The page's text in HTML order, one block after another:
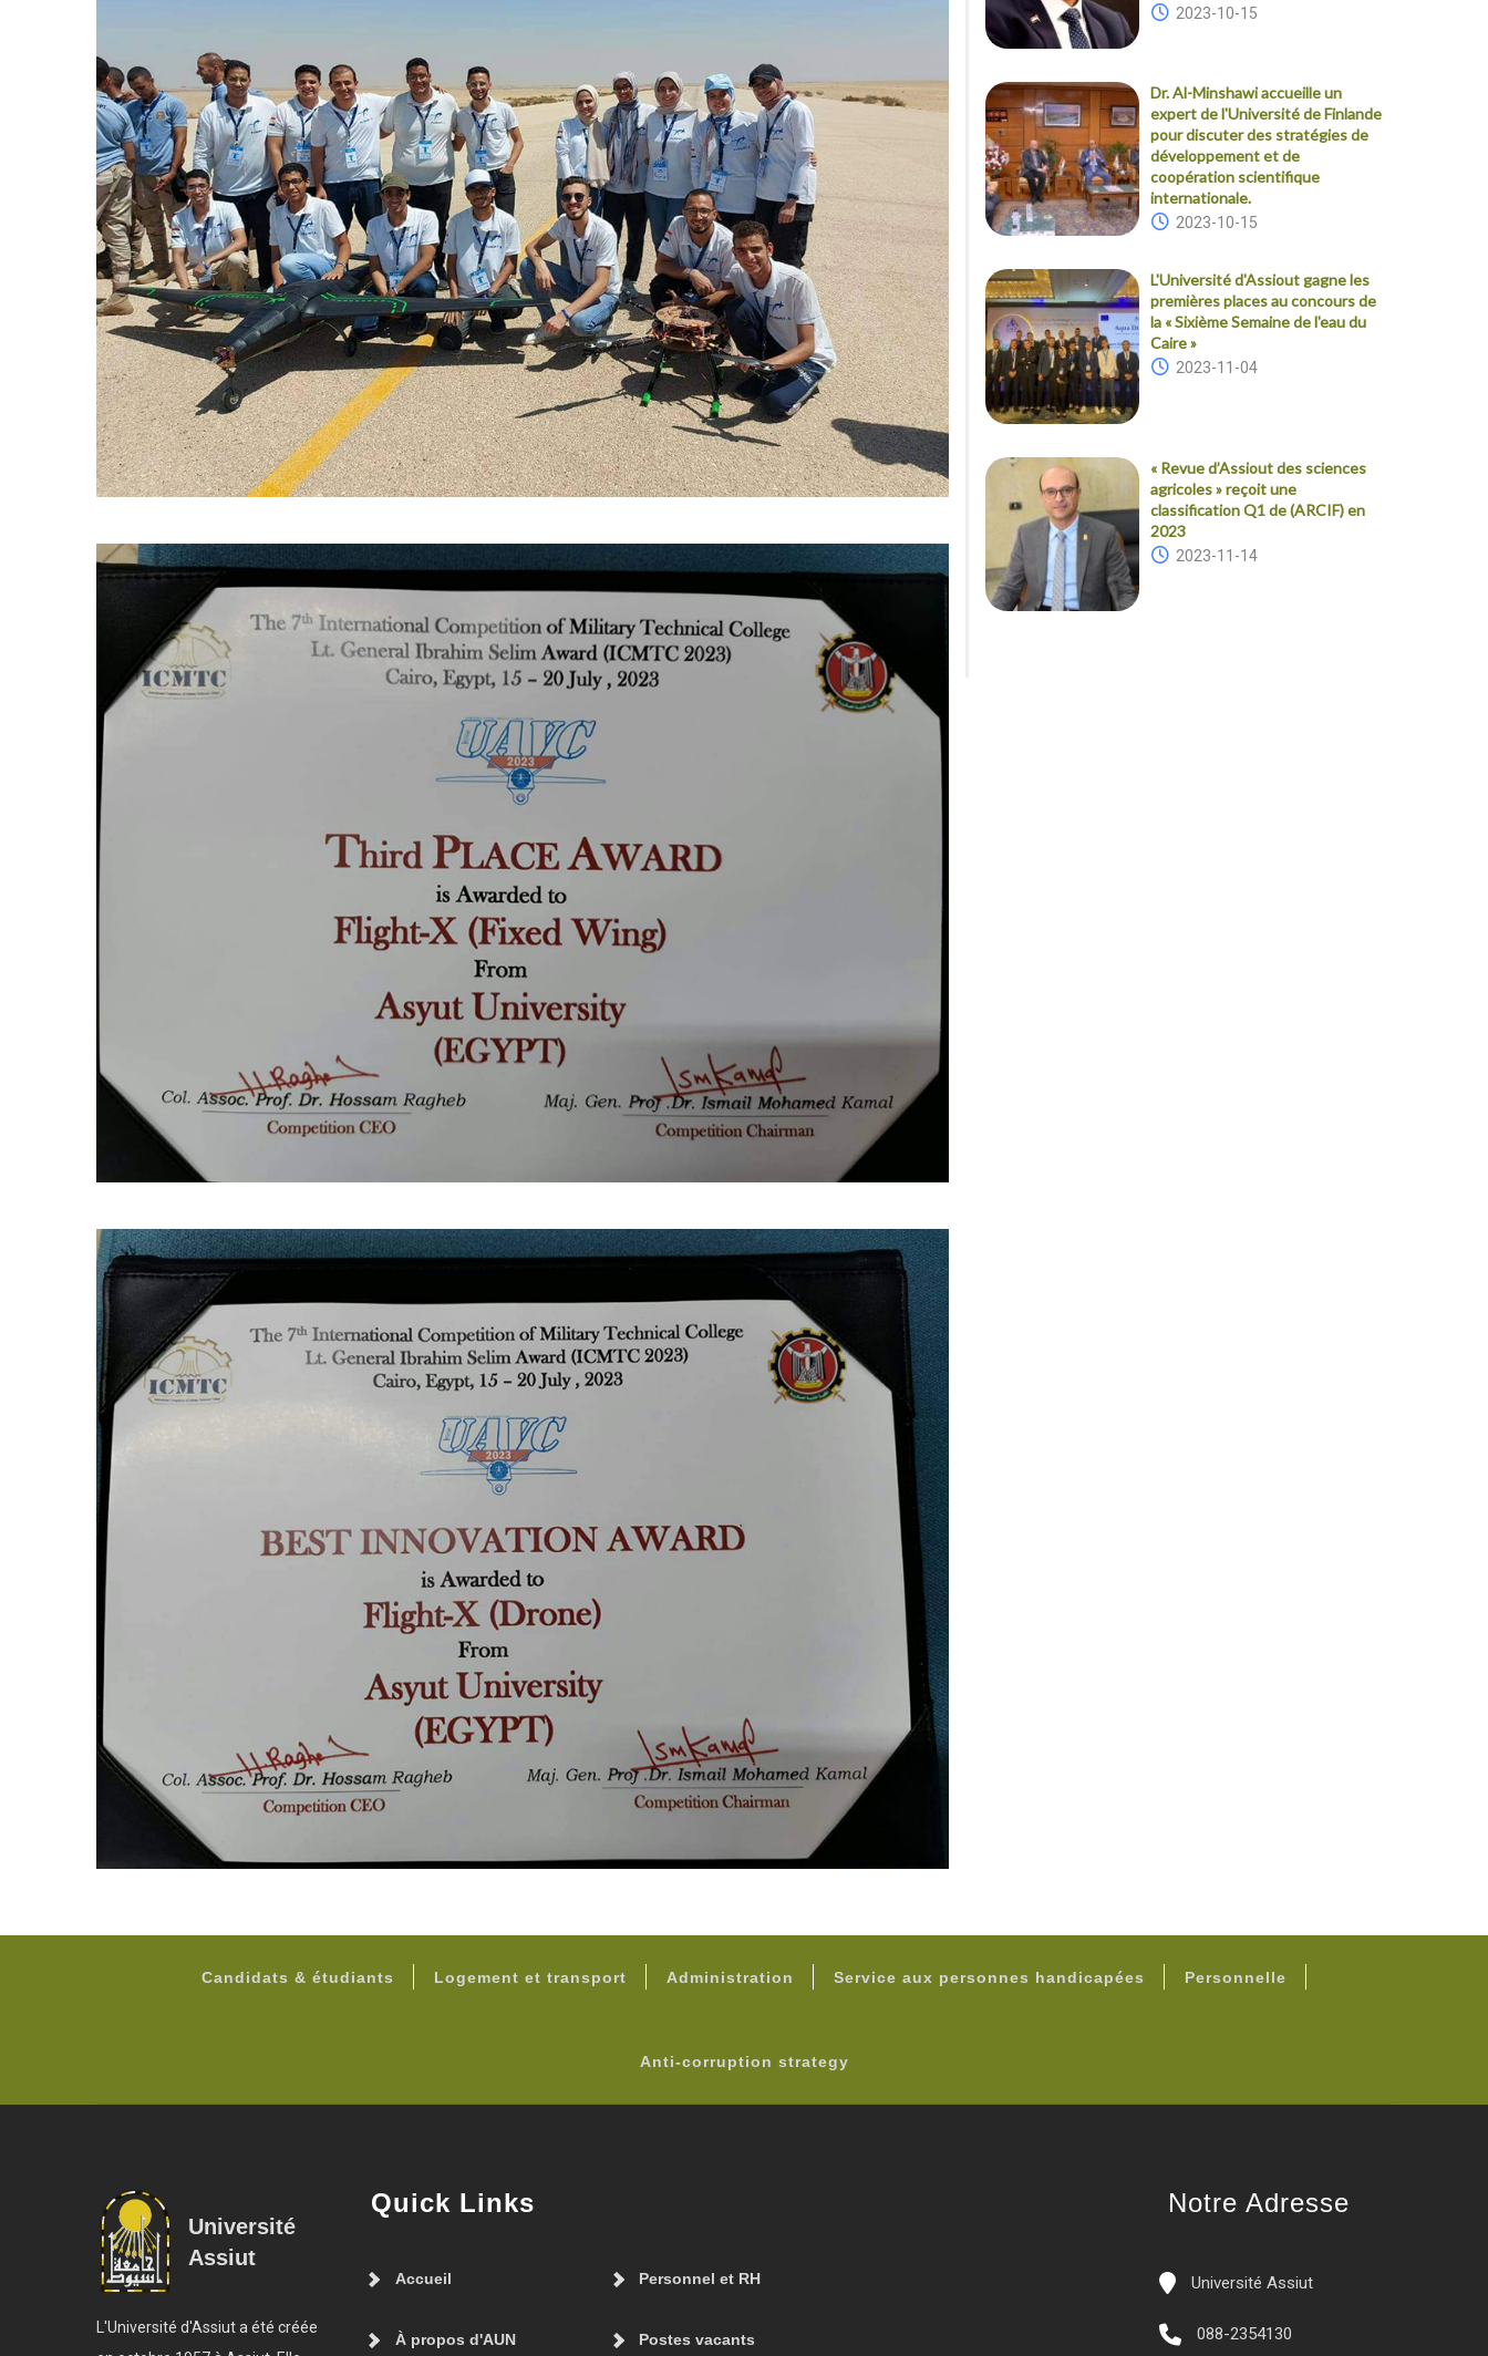
2023-10-15
Dr. Al-Minshawi accueille un
expert de l'Université de Finlande
pour discuter des stratégies de
développement et de
coopération scientifique
internationale.
2023-10-15
L'Université d'Assiout gagne les
premières places au concours de
la « Sixième Semaine de l'eau du
Caire »
2023-11-04
« Revue d’Assiout des sciences
agricoles » reçoit une
classification Q1 de (ARCIF) en
2023
2023-11-14
Candidats & étudiants Logement et transport Administration Service aux personnes handicapées Personnelle
Anti-corruption strategy
Université
Assiut
L'Université d'Assiut a été créée
Quick Links
Accueil Personnel et RH
À propos d'AUN Postes vacants
Notre Adresse
Université Assiut
088-2354130